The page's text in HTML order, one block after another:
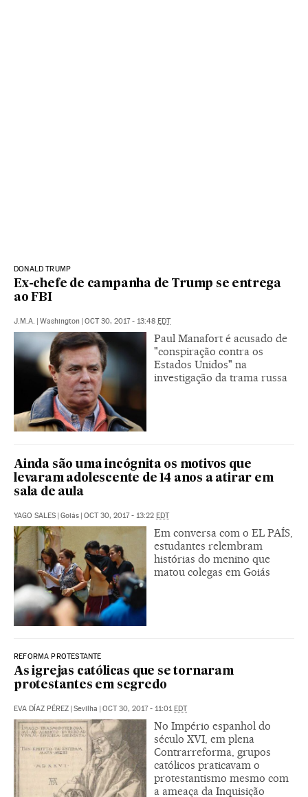
DONALD TRUMP
Ex-chefe de campanha de Trump se entrega
ao FBI
J.M.A. | Washington | OCT 30, 2017 - 13:48 EDT
Paul Manafort é acusado de
"conspiração contra os
Estados Unidos" na
investigação da trama russa
Ainda são uma incógnita os motivos que
levaram adolescente de 14 anos a atirar em
sala de aula
YAGO SALES | Goiás | OCT 30, 2017 - 13:22 EDT
Em conversa com o EL PAÍS,
estudantes relembram
histórias do menino que
matou colegas em Goiás
REFORMA PROTESTANTE
As igrejas católicas que se tornaram
protestantes em segredo
EVA DÍAZ PÉREZ | Sevilha | OCT 30, 2017 - 11:01EDT
No Império espanhol do
século XVI, em plena
Contrarreforma, grupos
católicos praticavam o
protestantismo mesmo com
a ameaça da Inquisição